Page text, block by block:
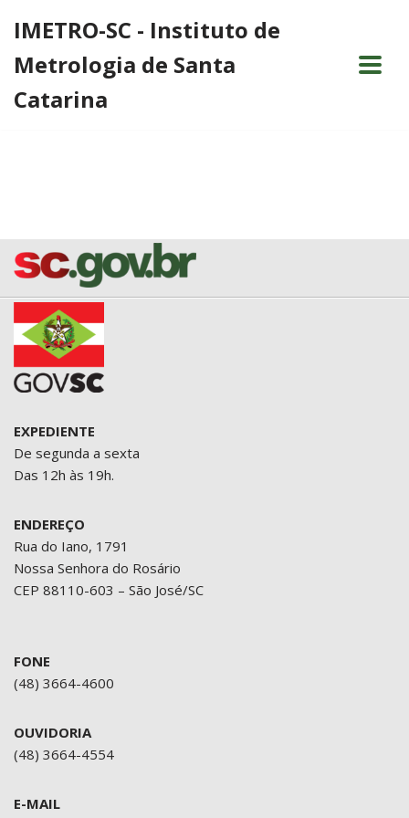
para
o
IMETRO-SC - Instituto de
Metrologia de Santa
Catarina
EXPEDIENTE
De segunda a sexta
Das 12h às 19h.
ENDEREÇO
Rua do Iano, 1791
Nossa Senhora do Rosário
CEP 88110-603 – São José/SC
FONE
(48) 3664-4600
OUVIDORIA
(48) 3664-4554
E-MAIL